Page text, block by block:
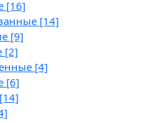
[16]
[14]
[9]
[2]
[4]
[6]
[14]